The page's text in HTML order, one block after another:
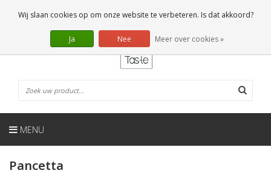
0 Artikelen
NL
MENU
Pancetta
Wij slaan cookies op om onze website te verbeteren. Is dat akkoord?
Ja Nee Meer over cookies »